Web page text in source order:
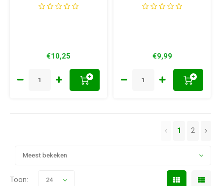
€10,25
+
€9,99
+
Meest bekeken
1 2
Toon: 24